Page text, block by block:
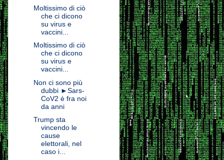
Moltissimo di ciò
che ci dicono
su virus e
vaccini...
Moltissimo di ciò
che ci dicono
su virus e
vaccini...
Non ci sono più
dubbi ►Sars-
CoV2 è fra noi
da anni
Trump sta
vincendo le
cause
elettorali, nel
caso i...